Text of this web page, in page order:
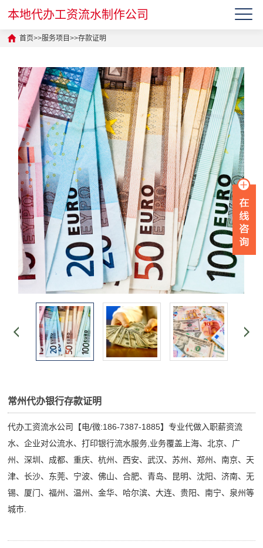
本地代办工资流水制作公司
首页>>服务项目>>存款证明
常州代办银行存款证明
代办工资流水公司【电/微:186-7387-1885】专业代做入职薪资流
水、企业对公流水、打印银行流水服务,业务覆盖上海、北京、广
州、深圳、成都、重庆、杭州、西安、武汉、苏州、郑州、南京、天
津、长沙、东莞、宁波、佛山、合肥、青岛、昆明、沈阳、济南、无
锡、厦门、福州、温州、金华、哈尔滨、大连、贵阳、南宁、泉州等
城市.